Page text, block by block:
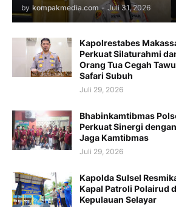
by kompakmedia.com - Juli 31, 2026
Kapolrestabes
Perkuat Silaturahmi
Orang Tua Cegah
Safari Subuh
Juli 29, 2026
Bhabinkamtibmas
Perkuat Sinergi
Jaga Kamtibmas
Juli 29, 2026
Kapolda Sulsel
Kapal Patroli Polairud
Kepulauan Selayar